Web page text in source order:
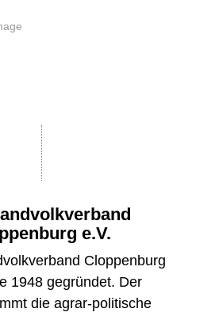
e.V.
Cloppenburg
1948 gegründet. Der
die agrar-politische